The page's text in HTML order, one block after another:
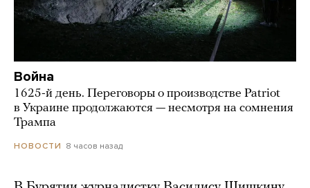
Война
1625-й день. Переговоры о производстве Patriot
в Украине продолжаются — несмотря на сомнения
Трампа
НОВОСТИ 8 часов назад